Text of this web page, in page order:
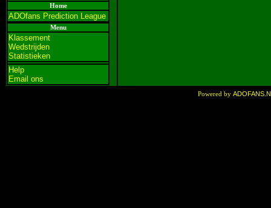
Home
ADOfans Prediction League
Menu
Klassement
Wedstrijden
Statistieken
Help
Email ons
Powered by